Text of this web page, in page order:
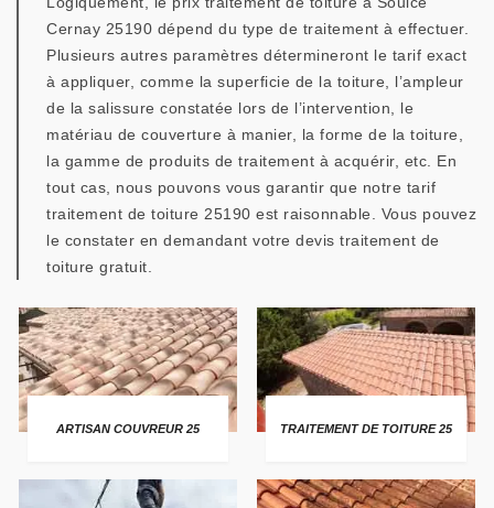
Cernay 25190 dépend du type de traitement à effectuer.
Plusieurs autres paramètres détermineront le tarif exact
à appliquer, comme la superficie de la toiture, l’ampleur
de la salissure constatée lors de l’intervention, le
matériau de couverture à manier, la forme de la toiture,
la gamme de produits de traitement à acquérir, etc. En
tout cas, nous pouvons vous garantir que notre tarif
traitement de toiture 25190 est raisonnable. Vous pouvez
le constater en demandant votre devis traitement de
toiture gratuit.
ARTISAN COUVREUR 25 TRAITEMENT DE TOITURE 25